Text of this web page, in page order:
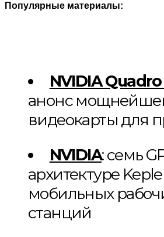
Популярные материалы:
NVIDIA
анонс
видеокарты для
NVIDIA: семь
архитектуре
мобильных
станций